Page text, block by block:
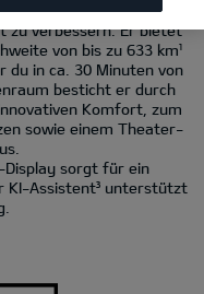
dein Fahrerlebnis mit
zu verbessern. Er bietet
von bis zu 633 km¹
du in ca. 30 Minuten von
besticht er durch
Komfort, zum
sowie einem Theater-
Display sorgt für ein
KI-Assistent³ unterstützt